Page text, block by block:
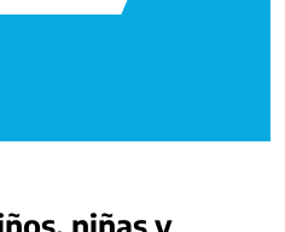
niñas y